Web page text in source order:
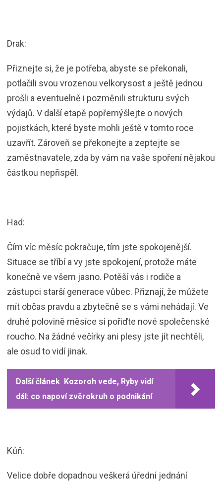
Drak:
Přiznejte si, že je potřeba, abyste se překonali,
potlačili svou vrozenou velkorysost a ještě jednou
prošli a eventuelně i pozměnili strukturu svých
výdajů. V další etapě popřemýšlejte o nových
pojistkách, které byste mohli ještě v tomto roce
uzavřít. Zároveň se překonejte a zeptejte se
zaměstnavatele, zda by vám na vaše spoření nějakou
částkou nepřispěl.
Had:
Čím víc měsíc pokračuje, tím jste spokojenější.
Situace se tříbí a vy jste spokojení, protože máte
konečně ve všem jasno. Potěší vás i rodiče a
zástupci starší generace vůbec. Přiznají, že můžete
mít občas pravdu a zbytečně se s vámi nehádají. Ve
druhé polovině měsíce si pořiďte nové společenské
roucho. Na žádné večírky ani plesy jste jít nechtěli,
ale osud to vidí jinak.
Další článek Kozoroh vede, Ryby vidí
dál: co napoví zvěrokruh o podnikání
Kůň:
Velice dobře dopadnou veškerá úřední jednání